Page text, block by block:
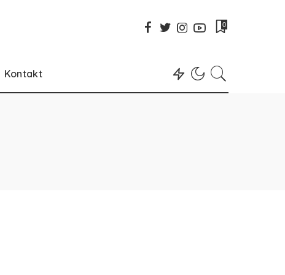
0
Kontakt